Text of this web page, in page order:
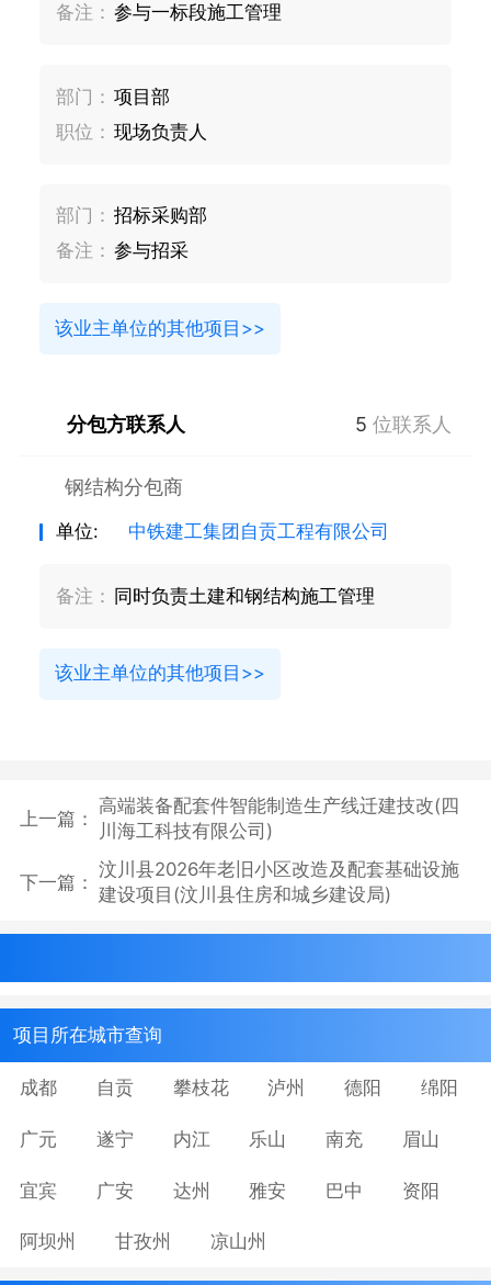
备注： 参与一标段施工管理
部门： 项目部
职位： 现场负责人
部门： 招标采购部
备注： 参与招采
该业主单位的其他项目>>
分包方联系人 5 位联系人
钢结构分包商
单位: 中铁建工集团自贡工程有限公司
备注： 同时负责土建和钢结构施工管理
该业主单位的其他项目>>
上一篇：
高端装备配套件智能制造生产线迁建技改(四
川海工科技有限公司)
下一篇：
汶川县2026年老旧小区改造及配套基础设施
建设项目(汶川县住房和城乡建设局)
项目所在城市查询
成都 自贡 攀枝花 泸州 德阳 绵阳
广元 遂宁 内江 乐山 南充 眉山
宜宾 广安 达州 雅安 巴中 资阳
阿坝州 甘孜州 凉山州